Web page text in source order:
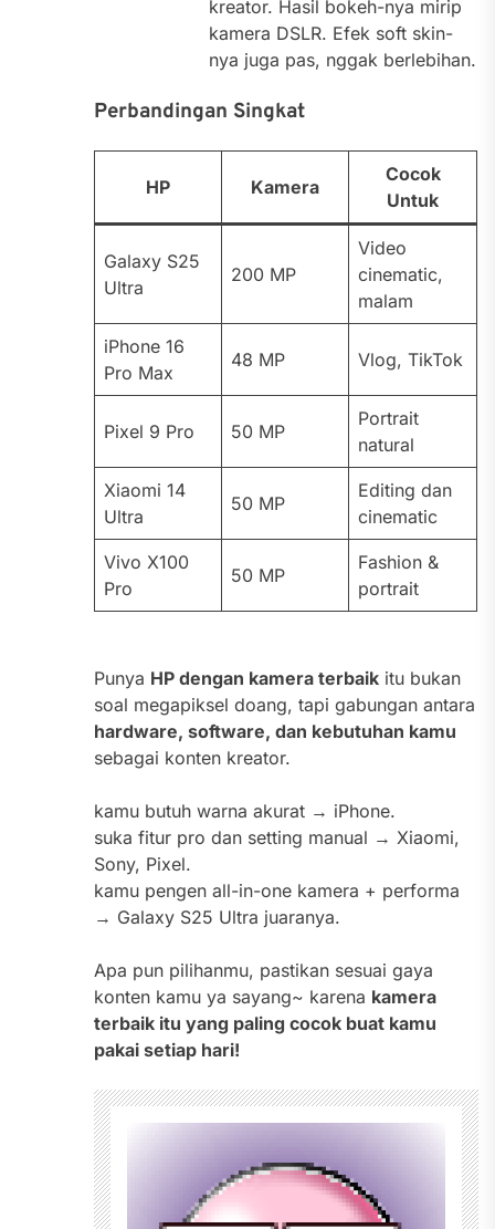
kreator. Hasil bokeh-nya mirip
kamera DSLR. Efek soft skin-
nya juga pas, nggak berlebihan.
Perbandingan Singkat
HP Kamera
Cocok
Untuk
Galaxy S25
Ultra
200 MP
Video
cinematic,
malam
iPhone 16
Pro Max
48 MP Vlog, TikTok
Pixel 9 Pro 50 MP
Portrait
natural
Xiaomi 14
Ultra
50 MP
Editing dan
cinematic
Vivo X100
Pro
50 MP
Fashion &
portrait
Punya HP dengan kamera terbaik itu bukan
soal megapiksel doang, tapi gabungan antara
hardware, software, dan kebutuhan kamu
sebagai konten kreator.
kamu butuh warna akurat → iPhone.
suka fitur pro dan setting manual → Xiaomi,
Sony, Pixel.
kamu pengen all-in-one kamera + performa
→ Galaxy S25 Ultra juaranya.
Apa pun pilihanmu, pastikan sesuai gaya
konten kamu ya sayang~ karena kamera
terbaik itu yang paling cocok buat kamu
pakai setiap hari!